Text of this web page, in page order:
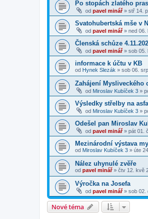
Po stopách zlatého
od pavel minář» stř 14.
Svatohubertská mše v
od pavel minář» ned 06.
Členská schůze
od pavel minář» sob 05.
informace k účtu v KB
od Hynek Slezák » sob 06.
Zahájení Mysliveckého
od Miroslav Kubíček 3 »
Výsledky střelby na
od Miroslav Kubíček 3 »
Odešel pan Miroslav
od pavel minář» pát 01.
Mezinárodní výstava
od Miroslav Kubíček 3 » úte
Nález uhynulé zvěře
od pavel minář» čtv 12. kvě
Výročka na Josefa
od pavel minář» sob 02.
Nové téma